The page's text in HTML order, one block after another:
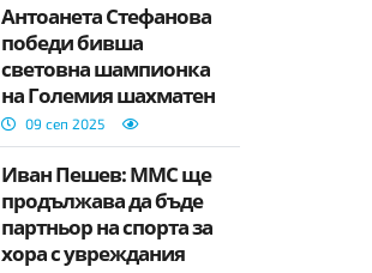
Антоанета Стефанова
победи бивша
световна шампионка
на Големия шахматен
турнир в Самарканд
09 сеп 2025
Иван Пешев: ММС ще
продължава да бъде
партньор на спорта за
хора с увреждания